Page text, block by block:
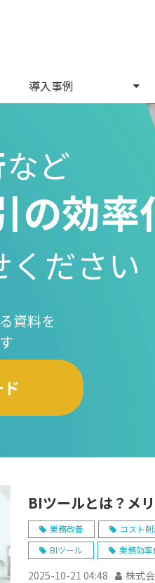
導入事例
など
の効率
ださい
資料を
BIツールとは？メ
業務改善 コスト
BIツール
業務効率
2025-10-21 04:48 株式